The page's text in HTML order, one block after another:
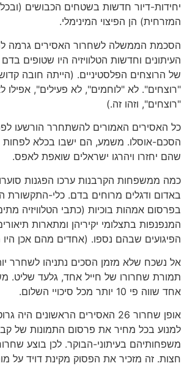
יחידות-דיור חדשות בשטחים הכבושים
המזרחית) הן הפיצוי המינימלי.
הסכמת הממשלה לשחרור האסירים גרמה
העיתונים וחדשות הטלוויזיה היו שטופים
של הרוצחים הפלסטיניים. (הייתה חובה
"רוצחים". לא "לוחמים", לא פעילים", אפילו
"רוצחים", וזהו זה.)
כל האסירים האמורים להשתחרר הורשעו
שהם יחזרו ויהרגו ישראלים שואפת לאפס.
כמה ממשפחות הקרבנות ערכו הפגנות
באדום ודגלים מרוחים בדם. כלי-התקשורת
בפרסום אמהות בוכיות (כתבי הטלוויזיה
המנפנפות בתצלומי יקיריהן ומתארות
הפיגועים שבהם נספו. (אחדים מהם אכן היו
אל נשכח שלא מזמן הסכים נתניהו לשחרר
תמורת שחרורו של חייל אחד, גלעד שליט.
אחד שווה פי 10 יותר מכל סיכויי השלום.
אופן שחרור 26 האסירים הראשונים
למנוע בכל מחיר את פרסום התמונות של
משפחותיהם בעיתוני-הבוקר. לכן בוצע
חצות. זה מזכיר את הפסוק מקינת דויד על